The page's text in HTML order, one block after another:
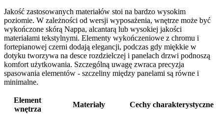
Jakość zastosowanych materiałów stoi na bardzo wysokim
poziomie. W zależności od wersji wyposażenia, wnętrze może być
wykończone skórą Nappa, alcantarą lub wysokiej jakości
materiałami tekstylnymi. Elementy wykończeniowe z chromu i
fortepianowej czerni dodają elegancji, podczas gdy miękkie w
dotyku tworzywa na desce rozdzielczej i panelach drzwi podnoszą
komfort użytkowania. Szczególną uwagę zwraca precyzja
spasowania elementów - szczeliny między panelami są równe i
minimalne.
Element
wnętrza
Materiały
Cechy charakterystyczne